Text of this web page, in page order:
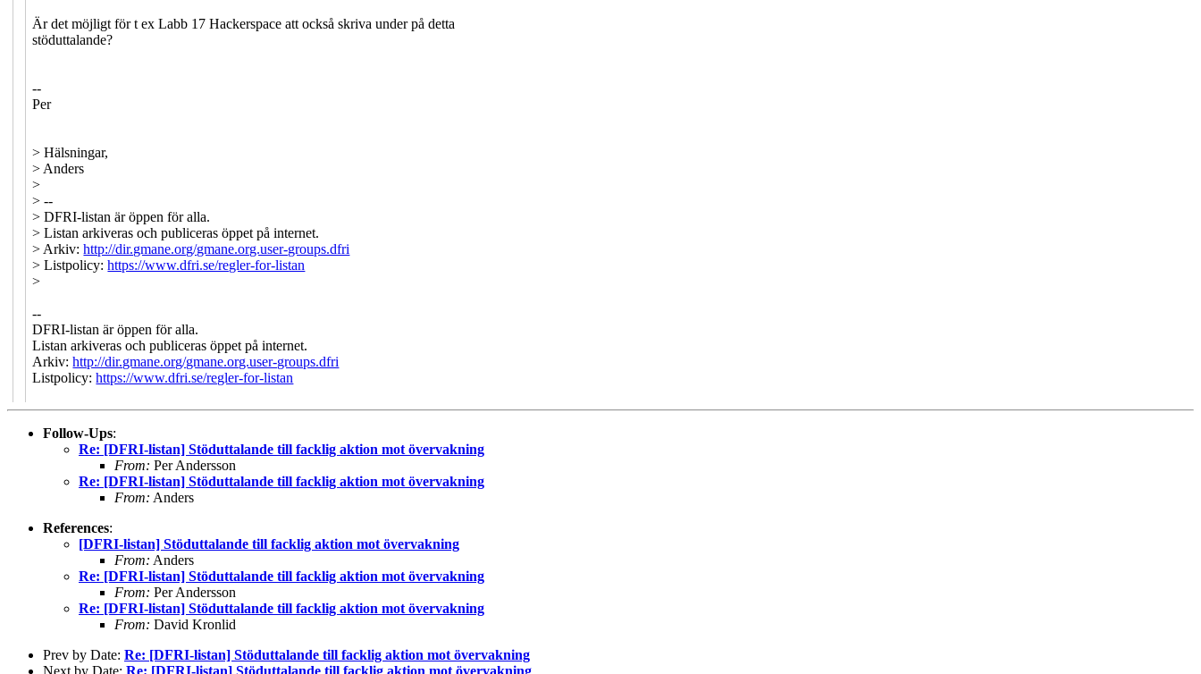
Är det möjligt för t ex Labb 17 Hackerspace att också skriva under på detta
stöduttalande?
--
Per
> Hälsningar,
> Anders
>
> --
> DFRI-listan är öppen för alla.
> Listan arkiveras och publiceras öppet på internet.
> Arkiv:http://dir.gmane.org/gmane.org.user-groups.dfri
> Listpolicy:https://www.dfri.se/regler-for-listan
>
--
DFRI-listan är öppen för alla.
Listan arkiveras och publiceras öppet på internet.
Arkiv:http://dir.gmane.org/gmane.org.user-groups.dfri
Listpolicy:https://www.dfri.se/regler-for-listan
Follow-Ups:
Re: [DFRI-listan] Stöduttalande till facklig aktion mot övervakning
From: Per Andersson
Re: [DFRI-listan] Stöduttalande till facklig aktion mot övervakning
From: Anders
References:
[DFRI-listan] Stöduttalande till facklig aktion mot övervakning
From: Anders
Re: [DFRI-listan] Stöduttalande till facklig aktion mot övervakning
From: Per Andersson
Re: [DFRI-listan] Stöduttalande till facklig aktion mot övervakning
From: David Kronlid
Prev by Date: Re: [DFRI-listan] Stöduttalande till facklig aktion mot övervakning
Next by Date: Re: [DFRI-listan] Stöduttalande till facklig aktion mot övervakning